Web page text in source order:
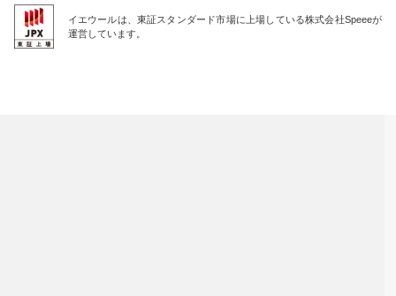
イエウールは、東証スタンダード市場に上場している株式会社Speeeが
運営しています。